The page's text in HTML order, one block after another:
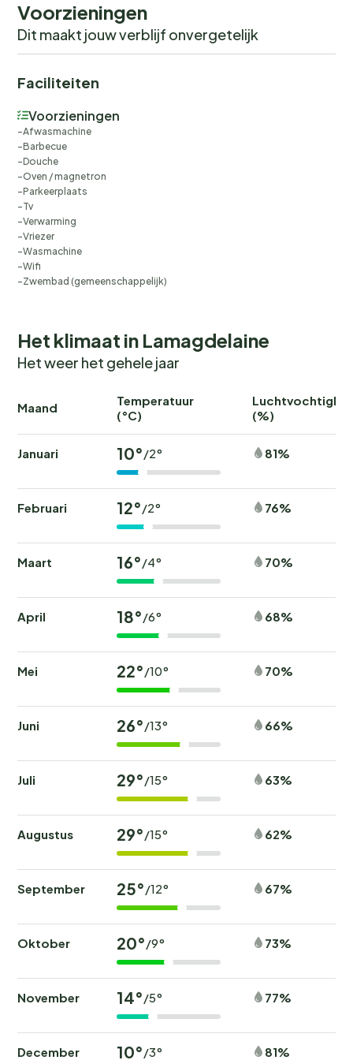
Voorzieningen
Dit maakt jouw verblijf onvergetelijk
Faciliteiten
Voorzieningen
Afwasmachine
Barbecue
Douche
Oven / magnetron
Parkeerplaats
Tv
Verwarming
Vriezer
Wasmachine
Wifi
Zwembad (gemeenschappelijk)
Het klimaat in Lamagdelaine
Het weer het gehele jaar
Maand
Temperatuur
(°C)
(%)
Januari 10°/2° 81%
Februari 12°/2° 76%
Maart 16°/4° 70%
April 18°/6° 68%
Mei 22°/10° 70%
Juni 26°/13° 66%
Juli 29°/15° 63%
Augustus 29°/15° 62%
September 25°/12° 67%
Oktober 20°/9° 73%
November 14°/5° 77%
December 10°/3° 81%